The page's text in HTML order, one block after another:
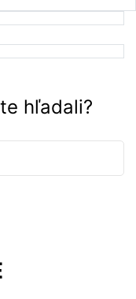
hľadali?